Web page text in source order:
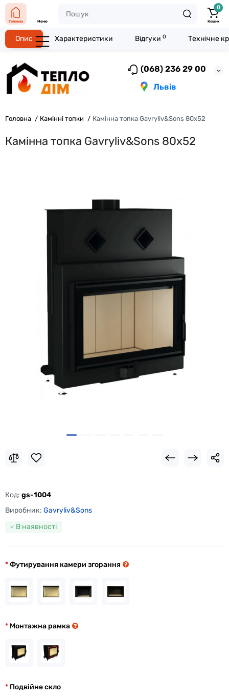
(068) 236 29 00
Львів
Головна Меню
0
Кошик
Головна Камінні топки Камінна топка Gavryliv&Sons 80x52
Камінна топка Gavryliv&Sons 80x52
Код: gs-1004
Виробник: Gavryliv&Sons
В наявності
Футирування камери згорання
Монтажна рамка
Подвійне скло
Опис Характеристики Відгуки 0 Технічне